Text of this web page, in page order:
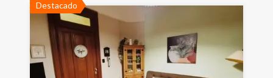
Destacado